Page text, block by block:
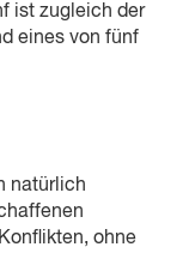
ist zugleich der
eines von fünf
natürlich
ohne